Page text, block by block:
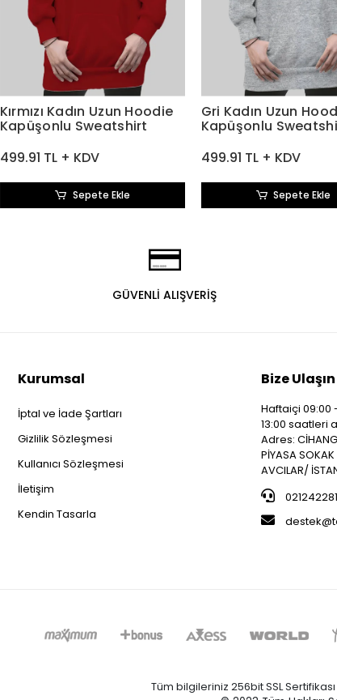
Kırmızı Kadın Uzun Hoodie
Kapüşonlu Sweatshirt
499.91 TL + KDV
Sepete Ekle
Gri Kadın Uzun
Kapüşonlu
499.91 TL + KDV
Sepete Ekle
GÜVENLİ ALIŞVERİŞ
Kurumsal
İptal ve İade Şartları
Gizlilik Sözleşmesi
Kullanıcı Sözleşmesi
İletişim
Kendin Tasarla
Bize Ulaşın
Haftaiçi 09:00
13:00 saatleri
Adres:
PİYASA
AVCILAR/
Tüm bilgileriniz 256bit SSL